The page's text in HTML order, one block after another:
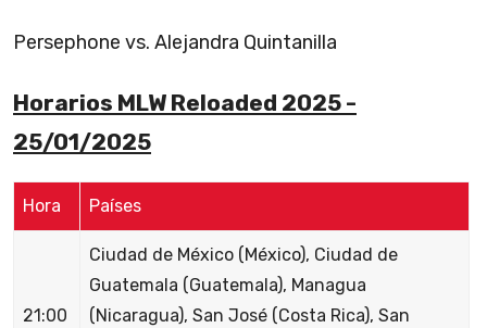
Persephone vs. Alejandra Quintanilla
Horarios MLW Reloaded 2025 -
25/01/2025
Hora Países
21:00
Ciudad de México (México), Ciudad de
Guatemala (Guatemala), Managua
(Nicaragua), San José (Costa Rica), San